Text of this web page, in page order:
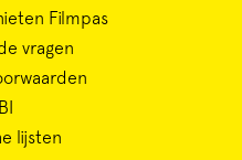
Filmpas
vragen
lijsten